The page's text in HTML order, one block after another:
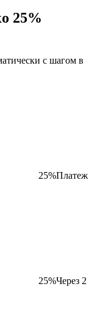
25%
с шагом в
25%Платеж
25%Через 2